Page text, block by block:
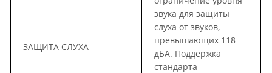
ЗАЩИТА СЛУХА
звука для защиты
слуха от звуков,
превышающих 118
дБА. Поддержка
стандарта